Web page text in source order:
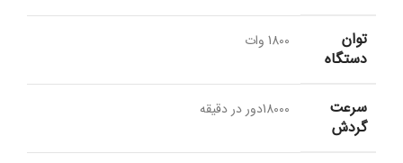
توان
دستگاه
1800 وات
سرعت
گردش
18000دور در دقیقه